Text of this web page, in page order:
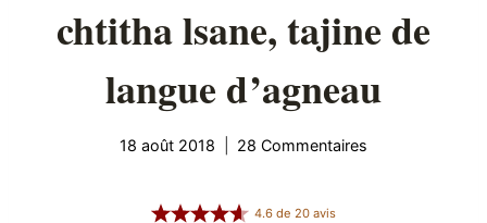
chtitha lsane, tajine de
langue d’agneau
18 août 2018 28 Commentaires
4.6de 20avis